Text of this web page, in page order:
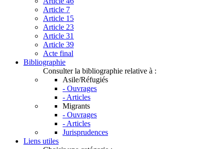
Article 7
Article 15
Article 23
Article 31
Article 39
Acte final
Bibliographie
Consulter la bibliographie relative à :
Asile/Réfugiés
- Ouvrages
- Articles
Migrants
- Ouvrages
- Articles
Jurisprudences
Liens utiles